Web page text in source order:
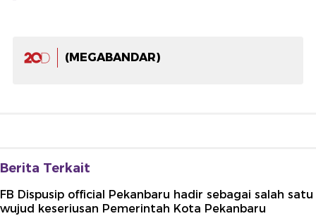
(MEGABANDAR)
Berita Terkait
FB Dispusip official Pekanbaru hadir sebagai salah satu
wujud keseriusan Pemerintah Kota Pekanbaru